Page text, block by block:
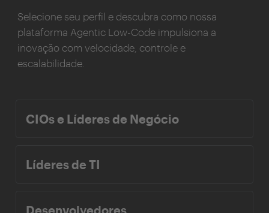
Selecione seu perfil e descubra como nossa
plataforma Agentic Low-Code impulsiona a
inovação com velocidade, controle e
escalabilidade.
CIOs e Líderes de Negócio
Líderes de TI
Desenvolvedores